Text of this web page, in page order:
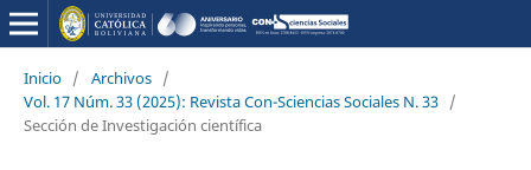
Inicio / Archivos /
Vol. 17 Núm. 33 (2025): Revista Con-Sciencias Sociales N. 33 /
Sección de Investigación científica